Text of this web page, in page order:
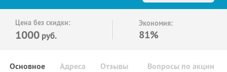
Цена без скидки:
1000 руб.
Экономия:
81%
Основное Отзывы Вопросы по акции
Адреса